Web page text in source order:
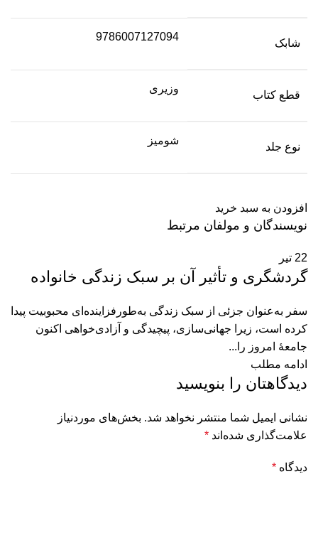
شابک
9786007127094
قطع کتاب
وزیری
نوع جلد
شومیز
افزودن به سبد خرید
نویسندگان و مولفان مرتبط
22 تیر
گردشگری و تأثیر آن بر سبک زندگی خانواده
سفر به‌عنوان جزئی از سبک زندگی به‌طور‌فزاینده‌ای محبوبیت پیدا
کرده است، زیرا جهانی‌سازی، پیچیدگی و آزادی‌خواهی اکنون
جامعۀ امروز را...
ادامه مطلب
دیدگاهتان را بنویسید
نشانی ایمیل شما منتشر نخواهد شد. بخش‌های موردنیاز
علامت‌گذاری شده‌اند *
دیدگاه *